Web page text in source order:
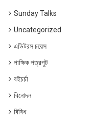
Sunday Talks
Uncategorized
এডিটরস চয়েস
পাক্ষিক পত্রপুট
বইচর্চা
বিনোদন
বিবিধ